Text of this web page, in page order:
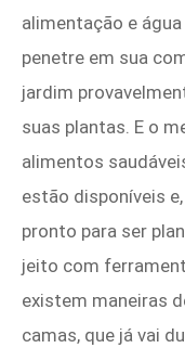
alimentação e
penetre em sua
jardim
suas plantas. E o
alimentos
estão disponíveis
pronto para ser
jeito com
existem maneiras
camas, que já vai